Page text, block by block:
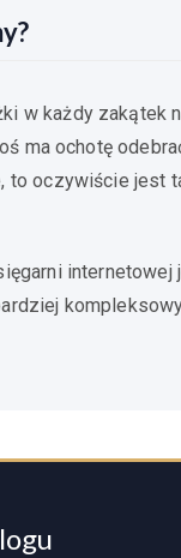
w każdy zakątek
ma ochotę
to oczywiście jest
internetowej